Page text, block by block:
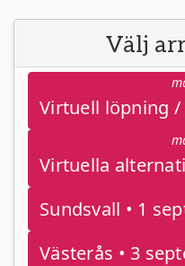
Välj
Sundsvall • 1
Västerås • 3